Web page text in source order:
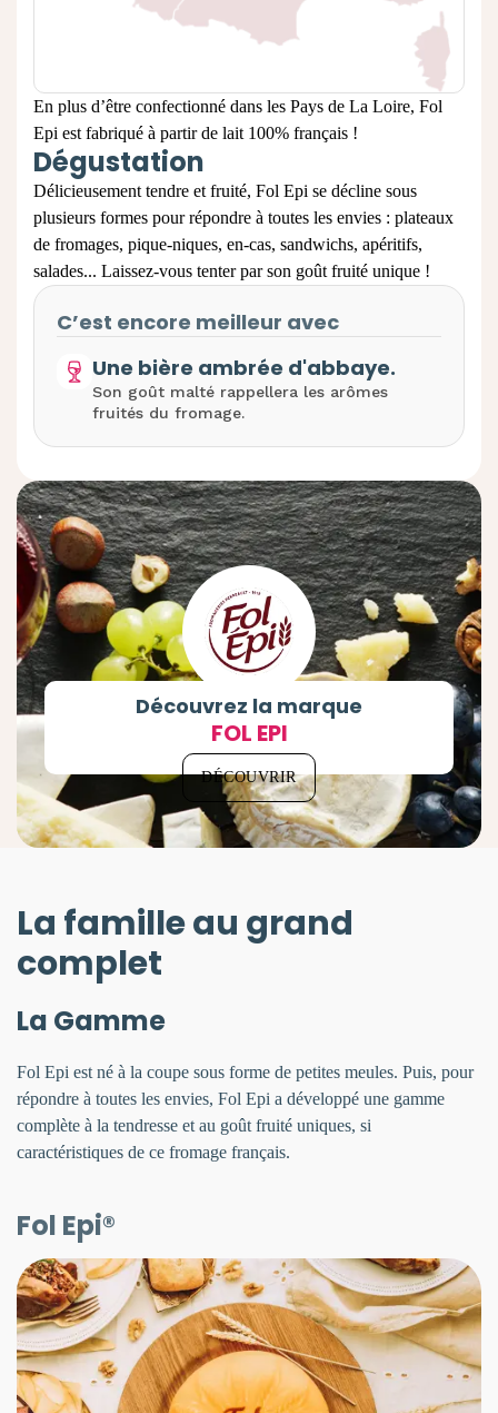
En plus d’être confectionné dans les Pays de La Loire, Fol
Epi est fabriqué à partir de lait 100% français ! ​
Dégustation
Délicieusement tendre et fruité, Fol Epi se décline sous
plusieurs formes pour répondre à toutes les envies : plateaux
de fromages, pique-niques, en-cas, sandwichs, apéritifs,
salades... Laissez-vous tenter par son goût fruité unique !
C’est encore meilleur avec
Une bière ambrée d'abbaye.
Son goût malté rappellera les arômes
fruités du fromage.
Découvrez la marque
FOL EPI
DÉCOUVRIR
La famille au grand
complet
La Gamme
Fol Epi est né à la coupe sous forme de petites meules. Puis, pour
répondre à toutes les envies, Fol Epi a développé une gamme
complète à la tendresse et au goût fruité uniques, si
caractéristiques de ce fromage français.
Fol Epi®